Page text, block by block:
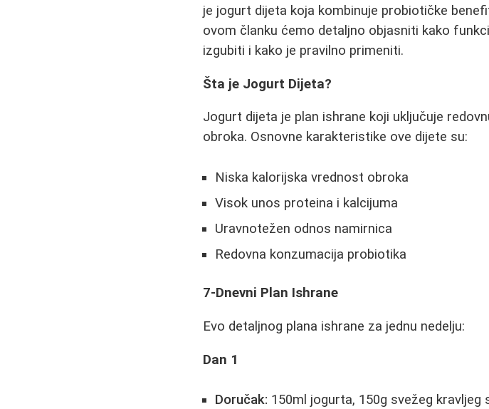
je jogurt dijeta koja kombinuje probiotičke
ovom članku ćemo detaljno objasniti kako
izgubiti i kako je pravilno primeniti.
Šta je Jogurt Dijeta?
Jogurt dijeta je plan ishrane koji uključuje
obroka. Osnovne karakteristike ove dijete su:
Niska kalorijska vrednost obroka
Visok unos proteina i kalcijuma
Uravnotežen odnos namirnica
Redovna konzumacija probiotika
7-Dnevni Plan Ishrane
Evo detaljnog plana ishrane za jednu nedelju:
Dan 1
Doručak: 150ml jogurta, 150g svežeg kravljeg